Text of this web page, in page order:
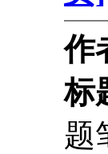
作
标
题